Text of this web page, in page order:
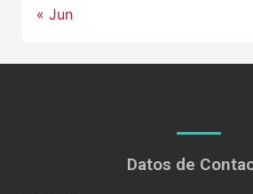
« Jun
Datos de